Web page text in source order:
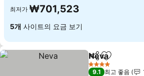
최저가 ₩701,523
5개 사이트의 요금 보기
공유 즐겨찾기
Neva
4 성급
9.1 최고 좋음